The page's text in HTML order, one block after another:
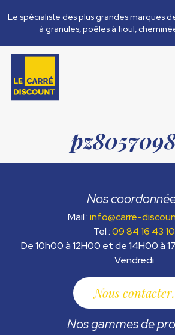
Le spécialiste des plus grandes marques
à granules, poêles à fioul,
Nos
Mail :info@carre-
Tel :09 84 16 43 10
De 10h00 à 12H00 et de 14H00 à
Vendredi
Nous contacter
Nos gammes de